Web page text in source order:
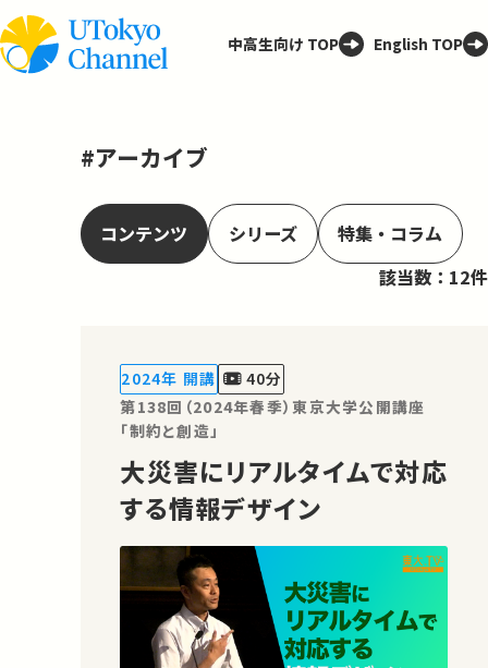
中高生向け TOP English TOP
#アーカイブ
コンテンツ シリーズ
特集・コラム
該当数：12件
2024年 開講
40分
第138回（2024年春季）東京大学公開講座
「制約と創造」
大災害にリアルタイムで対応
する情報デザイン